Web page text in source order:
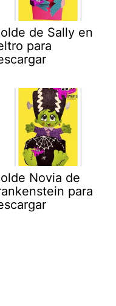
de Sally en
para
Novia de
para